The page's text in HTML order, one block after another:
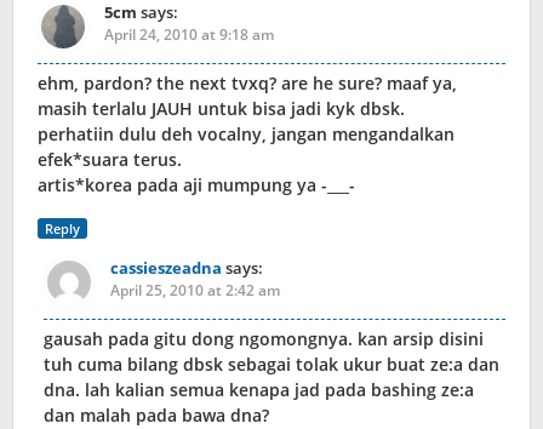
5cm says:
April 24, 2010 at 9:18 am
ehm, pardon? the next tvxq? are he sure? maaf ya,
masih terlalu JAUH untuk bisa jadi kyk dbsk.
perhatiin dulu deh vocalny, jangan mengandalkan
efek*suara terus.
artis*korea pada aji mumpung ya -___-
Reply
cassieszeadna says:
April 25, 2010 at 2:42 am
gausah pada gitu dong ngomongnya. kan arsip disini
tuh cuma bilang dbsk sebagai tolak ukur buat ze:a dan
dna. lah kalian semua kenapa jad pada bashing ze:a
dan malah pada bawa dna?